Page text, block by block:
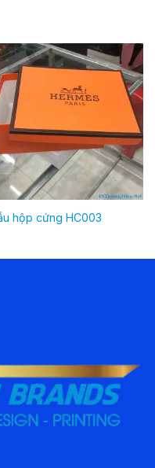
hộp cứng HC003